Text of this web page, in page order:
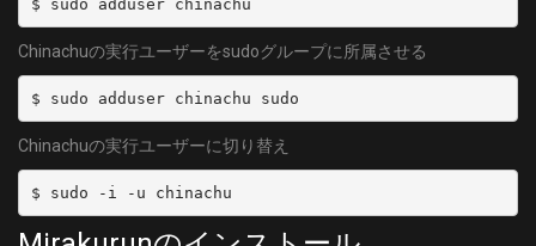
Chinachuの実行ユーザーをsudoグループに所属させる
Chinachuの実行ユーザーに切り替え